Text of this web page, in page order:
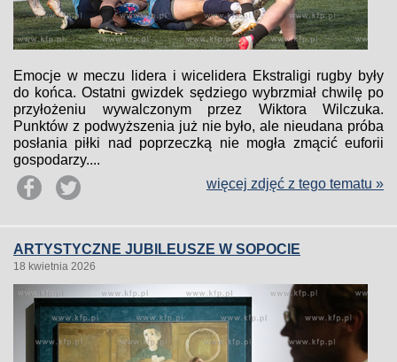
Emocje w meczu lidera i wicelidera Ekstraligi rugby były
do końca. Ostatni gwizdek sędziego wybrzmiał chwilę po
przyłożeniu wywalczonym przez Wiktora Wilczuka.
Punktów z podwyższenia już nie było, ale nieudana próba
posłania piłki nad poprzeczką nie mogła zmącić euforii
gospodarzy....
więcej zdjęć z tego tematu »
ARTYSTYCZNE JUBILEUSZE W SOPOCIE
18 kwietnia 2026